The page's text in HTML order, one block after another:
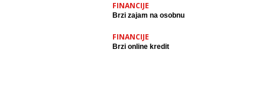
FINANCIJE
Brzi zajam na osobnu
FINANCIJE
Brzi online kredit